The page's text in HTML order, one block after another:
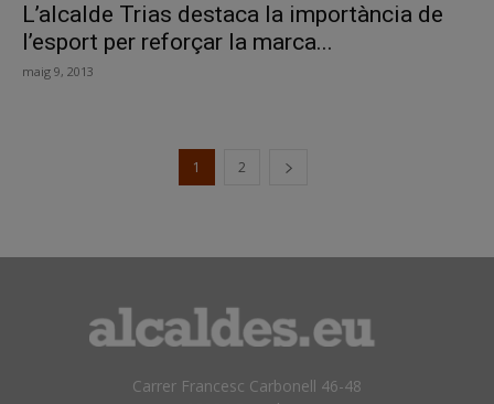
L’alcalde Trias destaca la importància de
l’esport per reforçar la marca...
maig 9, 2013
1 2
Carrer Francesc Carbonell 46-48